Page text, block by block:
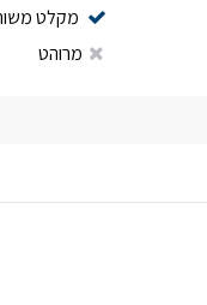
מקלט
מרוהט